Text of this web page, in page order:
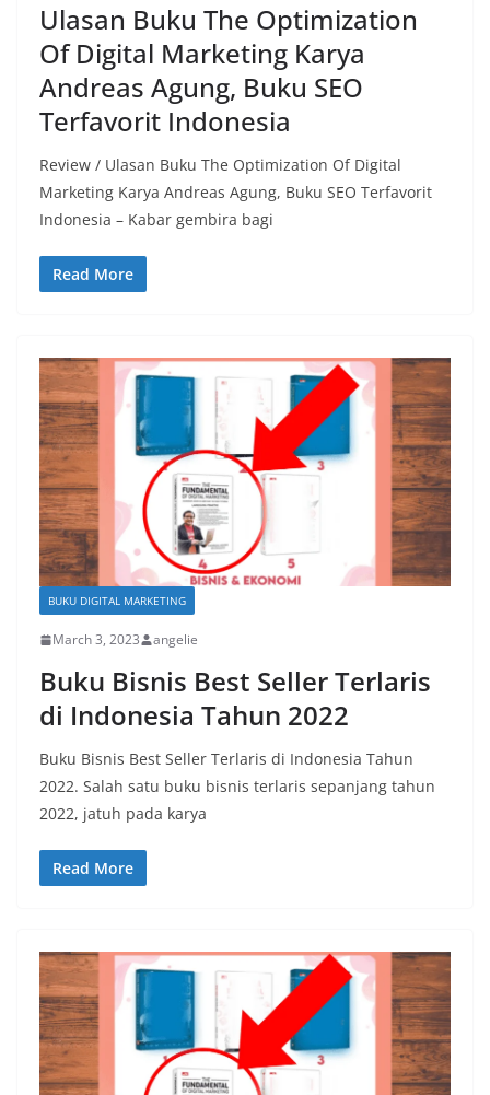
Ulasan Buku The Optimization
Of Digital Marketing Karya
Andreas Agung, Buku SEO
Terfavorit Indonesia
Review / Ulasan Buku The Optimization Of Digital
Marketing Karya Andreas Agung, Buku SEO Terfavorit
Indonesia – Kabar gembira bagi
Read More
BUKU DIGITAL MARKETING
March 3, 2023 angelie
Buku Bisnis Best Seller Terlaris
di Indonesia Tahun 2022
Buku Bisnis Best Seller Terlaris di Indonesia Tahun
2022. Salah satu buku bisnis terlaris sepanjang tahun
2022, jatuh pada karya
Read More